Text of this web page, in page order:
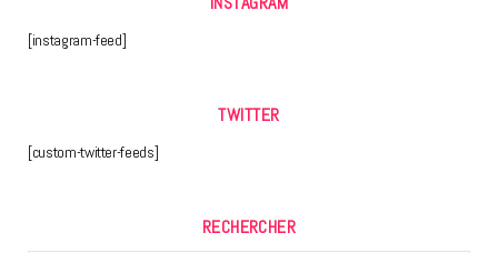
[instagram-feed]
TWITTER
[custom-twitter-feeds]
RECHERCHER